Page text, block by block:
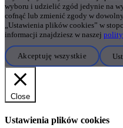
wyboru i udzielić zgód jedynie na
cofnąć lub zmienić zgody w
„Ustawienia plików cookies” w
informacji znajdziesz w naszej
Akceptuję wszystkie
Close
Ustawienia plików cookies